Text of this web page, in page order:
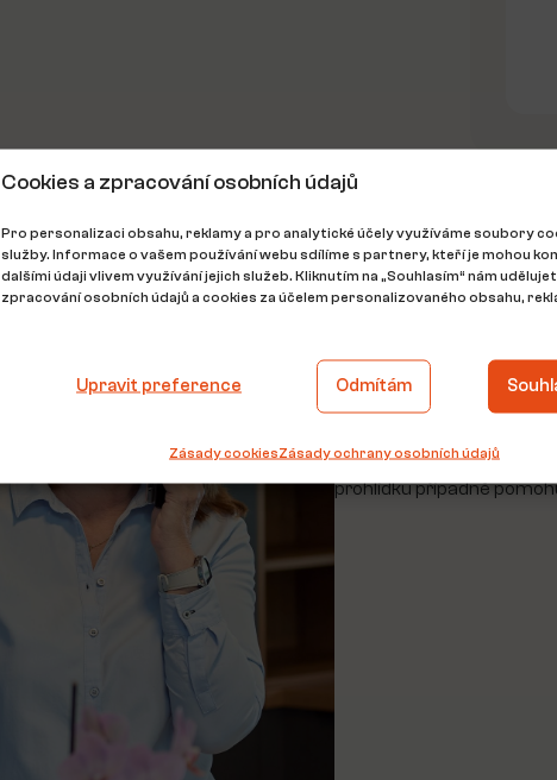
Cookies a zpracování osobních údajů
Pro personalizaci obsahu, reklamy a pro analytické účely využíváme soubory
služby. Informace o vašem používání webu sdílíme s partnery, kteří je mohou
dalšími údaji vlivem využívání jejich služeb. Kliknutím na „Souhlasím“ nám
zpracování osobních údajů a cookies za účelem personalizovaného obsahu,
Odmítám
Upravit preference
Zásady cookiesZásady ochrany osobních údajů
Máte jakýkoliv
Vyplňte krátký formulář
Ráda zodpovím jakýkoliv
prohlídku případně